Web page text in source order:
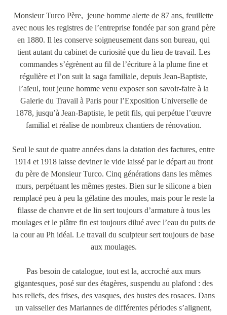
Monsieur Turco Père, jeune homme alerte de 87 ans, feuillette
avec nous les registres de l’entreprise fondée par son grand père
en 1880. Il les conserve soigneusement dans son bureau, qui
tient autant du cabinet de curiosité que du lieu de travail. Les
commandes s’égrènent au fil de l’écriture à la plume fine et
régulière et l’on suit la saga familiale, depuis Jean-Baptiste,
l’aïeul, tout jeune homme venu exposer son savoir-faire à la
Galerie du Travail à Paris pour l’Exposition Universelle de
1878, jusqu’à Jean-Baptiste, le petit fils, qui perpétue l’œuvre
familial et réalise de nombreux chantiers de rénovation.
Seul le saut de quatre années dans la datation des factures, entre
1914 et 1918 laisse deviner le vide laissé par le départ au front
du père de Monsieur Turco. Cinq générations dans les mêmes
murs, perpétuant les mêmes gestes. Bien sur le silicone a bien
remplacé peu à peu la gélatine des moules, mais pour le reste la
filasse de chanvre et de lin sert toujours d’armature à tous les
moulages et le plâtre fin est toujours dilué avec l’eau du puits de
la cour au Ph idéal. Le travail du sculpteur sert toujours de base
aux moulages.
Pas besoin de catalogue, tout est la, accroché aux murs
gigantesques, posé sur des étagères, suspendu au plafond : des
bas reliefs, des frises, des vasques, des bustes des rosaces. Dans
un vaisselier des Mariannes de différentes périodes s’alignent,